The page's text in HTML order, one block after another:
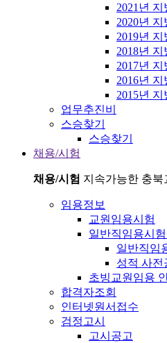
2021년
2020년
2019년
2018년
2017년
2016년
2015년
업무추진비
스승찾기
스승찾기
채용/시험
채용/시험 지속가능한 충북
임용정보
교원임용시험
일반직임용시험
일반직임
성적 사전
초빙교원임용
합격자조회
인터넷원서접수
검정고시
고시공고